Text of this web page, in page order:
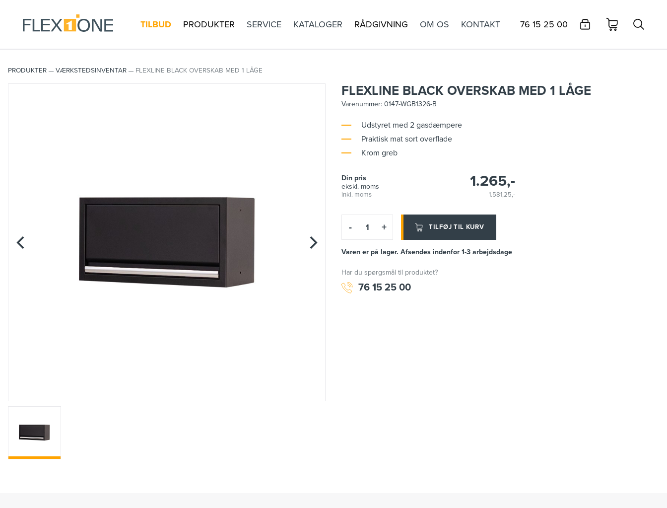
TILBUD PRODUKTER SERVICE KATALOGER RÅDGIVNING OM OS KONTAKT 76 15 25 00
PRODUKTER VÆRKSTEDSINVENTAR FLEXLINE BLACK OVERSKAB MED 1 LÅGE
FLEXLINE BLACK OVERSKAB MED 1 LÅGE
Varenummer: 0147-WGB1326-B
Udstyret med 2 gasdæmpere
Praktisk mat sort overflade
Krom greb
Din pris
ekskl. moms
1.265,-
inkl. moms 1.581,25,-
- + TILFØJ TIL KURV
Varen er på lager. Afsendes indenfor 1-3 arbejdsdage
Har du spørgsmål til produktet?
76 15 25 00